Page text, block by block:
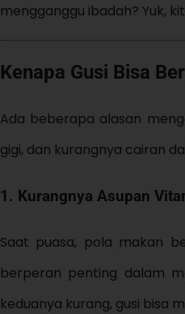
mengganggu ibadah? Yuk,
Kenapa Gusi Bisa
Ada beberapa alasan
gigi, dan kurangnya cairan
1. Kurangnya Asupan
Saat puasa, pola makan
berperan penting dalam
keduanya kurang, gusi bisa